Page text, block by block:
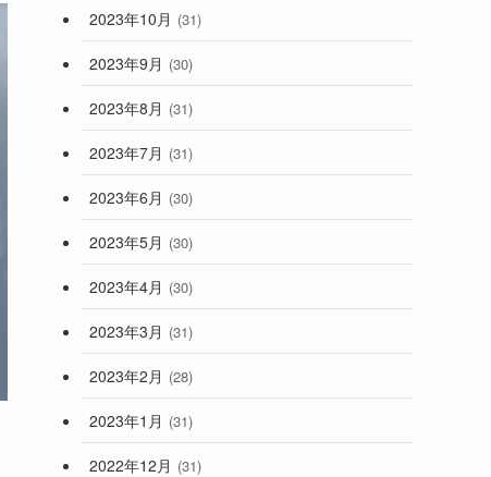
2023年10月 (31)
2023年9月 (30)
2023年8月 (31)
2023年7月 (31)
2023年6月 (30)
2023年5月 (30)
2023年4月 (30)
2023年3月 (31)
2023年2月 (28)
2023年1月 (31)
2022年12月 (31)